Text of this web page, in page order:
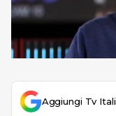
Aggiungi Tv